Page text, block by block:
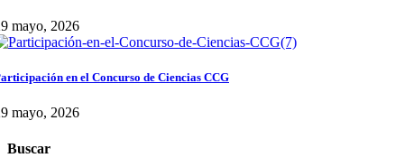
mayo, 2026
en el Concurso de Ciencias CCG
mayo, 2026
Buscar